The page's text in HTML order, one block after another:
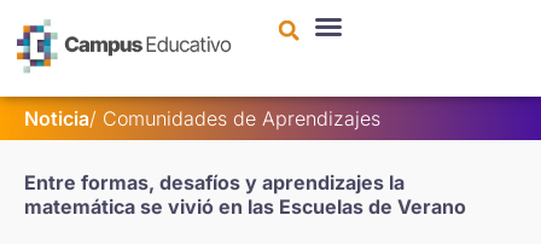
Noticia/ Comunidades de Aprendizajes
Entre formas, desafíos y aprendizajes la
matemática se vivió en las Escuelas de Verano